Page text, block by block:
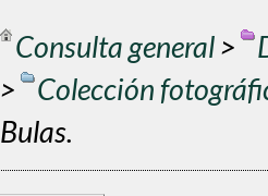
Consulta general>
>
Colección
Bulas.